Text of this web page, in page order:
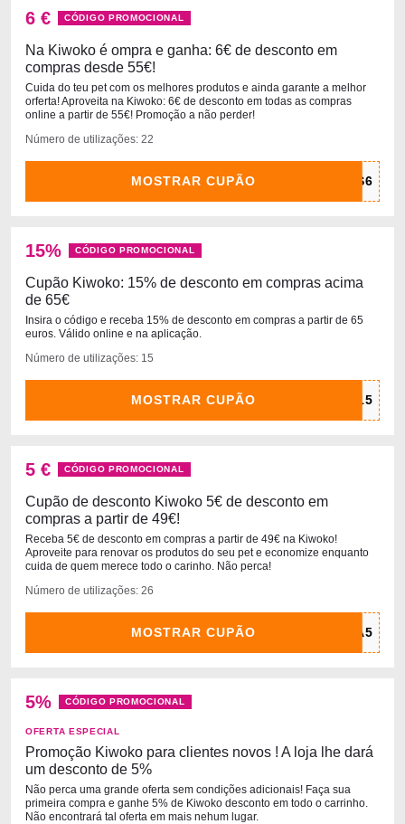
6 € CÓDIGO PROMOCIONAL
Na Kiwoko é ompra e ganha: 6€ de desconto em
compras desde 55€!
Cuida do teu pet com os melhores produtos e ainda garante a melhor
orferta! Aproveita na Kiwoko: 6€ de desconto em todas as compras
online a partir de 55€! Promoção a não perder!
Número de utilizações: 22
MOSTRAR CUPÃO
15% CÓDIGO PROMOCIONAL
Cupão Kiwoko: 15% de desconto em compras acima
de 65€
Insira o código e receba 15% de desconto em compras a partir de 65
euros. Válido online e na aplicação.
Número de utilizações: 15
MOSTRAR CUPÃO
5 € CÓDIGO PROMOCIONAL
Cupão de desconto Kiwoko 5€ de desconto em
compras a partir de 49€!
Receba 5€ de desconto em compras a partir de 49€ na Kiwoko!
Aproveite para renovar os produtos do seu pet e economize enquanto
cuida de quem merece todo o carinho. Não perca!
Número de utilizações: 26
MOSTRAR CUPÃO
5% CÓDIGO PROMOCIONAL
OFERTA ESPECIAL
Promoção Kiwoko para clientes novos ! A loja lhe dará
um desconto de 5%
Não perca uma grande oferta sem condições adicionais! Faça sua
primeira compra e ganhe 5% de Kiwoko desconto em todo o carrinho.
Não encontrará tal oferta em mais nehum lugar.